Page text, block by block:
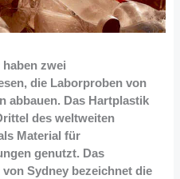
zwei
die Laborproben von
abbauen. Das Hartplastik
des weltweiten
Material für
genutzt. Das
Sydney bezeichnet die